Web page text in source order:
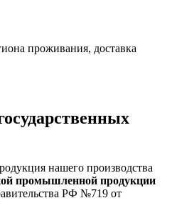
проживания, доставка
нашего производства
промышленной продукции
РФ №719 от